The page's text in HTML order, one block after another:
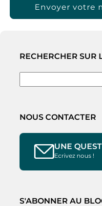
RECHERCHER SUR
NOUS CONTACTER
UNE
Ecrivez nous !
S'ABONNER AU